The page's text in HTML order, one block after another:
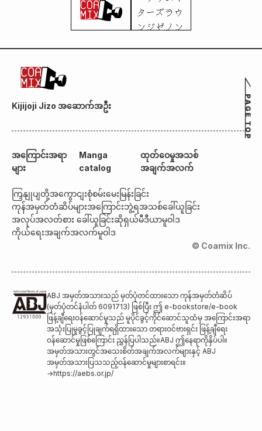
Kijijoji Jizo အဆောက်အဦး
အကြောင်းအရာ
များ
Manga
catalog
ထုတ်ဝေမှုအသစ်
အချက်အလက်
ကြှနျုပျတို့အကွောငျးစုံစမ်းမေးမြန်းခြင်း
ကုန်အမှတ်တံဆိပ်များအကြောင်းဘွဲ့ရအသစ်ခေါ်ယူခြင်း
အလုပ်အလတ်စား ခေါ်ယူခြင်းဆိုရှယ်မီဒီယာမူဝါဒ
ကိုယ်ရေးအချက်အလက်မူဝါဒ
© Coamix Inc.
ABJ အမှတ်အသားသည် မှတ်ပုံတင်ထားသော ကုန်အမှတ်တံဆိပ်
(မှတ်ပုံတင်နံပါတ် 6091713) ဖြစ်ပြီး ဤ e-bookstore/e-book
ဖြန့်ချီရေးဝန်ဆောင်မှုသည် မူပိုင်ခွင့်ကိုင်ဆောင်သူထံမှ အကြောင်းအရာ
အသုံးပြုမှုခွင့်ပြုချက်ရရှိထားသော တရားဝင်ဗားရှင်း ဖြန့်ချီရေး
ဝန်ဆောင်မှုဖြစ်ကြောင်း ညွှန်ပြပါသည်။ABJ ဤနေရာကိုနှိပ်ပါ။
အမှတ်အသားတွင်အသေးစိတ်အချက်အလက်များနှင့် ABJ
အမှတ်အသားပြသသည့်ဝန်ဆောင်မှုများစာရင်း။
→https://aebs.or.jp/